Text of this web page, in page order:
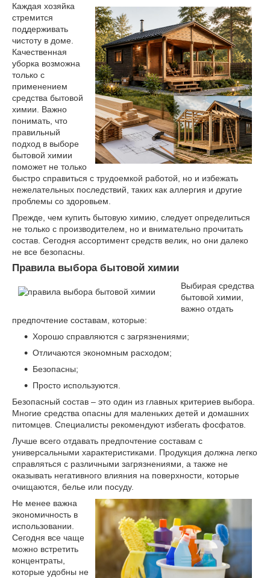
Каждая хозяйка
стремится
поддерживать
чистоту в доме.
Качественная
уборка возможна
только с
применением
средства бытовой
химии. Важно
понимать, что
правильный
подход в выборе
бытовой химии
поможет не только
быстро справиться с трудоемкой работой, но и избежать
нежелательных последствий, таких как аллергия и другие
проблемы со здоровьем.
Прежде, чем купить бытовую химию, следует определиться
не только с производителем, но и внимательно прочитать
состав. Сегодня ассортимент средств велик, но они далеко
не все безопасны.
Правила выбора бытовой химии
Выбирая средства
бытовой химии,
важно отдать
предпочтение составам, которые:
Хорошо справляются с загрязнениями;
Отличаются экономным расходом;
Безопасны;
Просто используются.
Безопасный состав – это один из главных критериев выбора.
Многие средства опасны для маленьких детей и домашних
питомцев. Специалисты рекомендуют избегать фосфатов.
Лучше всего отдавать предпочтение составам с
универсальными характеристиками. Продукция должна легко
справляться с различными загрязнениями, а также не
оказывать негативного влияния на поверхности, которые
очищаются, белье или посуду.
Не менее важна
экономичность в
использовании.
Сегодня все чаще
можно встретить
концентраты,
которые удобны не